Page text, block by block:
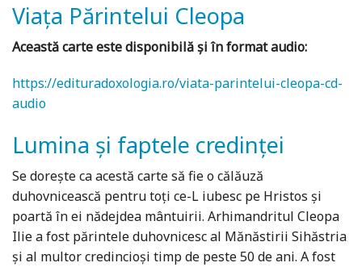
Viața Părintelui Cleopa
Această carte este disponibilă și în format audio:
https://edituradoxologia.ro/viata-parintelui-cleopa-cd-
audio
Lumina și faptele credinței
Se doreşte ca acestă carte să fie o călăuză
duhovnicească pentru toţi ce-L iubesc pe Hristos şi
poartă în ei nădejdea mântuirii. Arhimandritul Cleopa
Ilie a fost părintele duhovnicesc al Mănăstirii Sihăstria
şi al multor credincioşi timp de peste 50 de ani. A fost